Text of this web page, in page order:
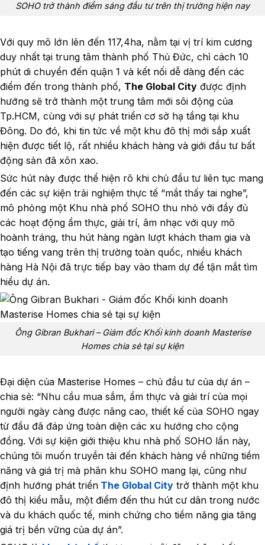
SOHO trở thành điểm sáng đầu tư trên thị trường hiện nay
Với quy mô lớn lên đến 117,4ha, nằm tại vị trí kim cương
duy nhất tại trung tâm thành phố Thủ Đức, chỉ cách 10
phút di chuyển đến quận 1 và kết nối dễ dàng đến các
điểm đến trong thành phố, The Global City được định
hướng sẽ trở thành một trung tâm mới sôi động của
Tp.HCM, cùng với sự phát triển cơ sở hạ tầng tại khu
Đông. Do đó, khi tin tức về một khu đô thị mới sắp xuất
hiện được tiết lộ, rất nhiều khách hàng và giới đầu tư bất
động sản đã xôn xao.
Sức hút này được thể hiện rõ khi chủ đầu tư liên tục mang
đến các sự kiện trải nghiệm thực tế “mắt thấy tai nghe”,
mô phỏng một Khu nhà phố SOHO thu nhỏ với đầy đủ
các hoạt động ẩm thực, giải trí, âm nhạc với quy mô
hoành tráng, thu hút hàng ngàn lượt khách tham gia và
tạo tiếng vang trên thị trường toàn quốc, nhiều khách
hàng Hà Nội đã trực tiếp bay vào tham dự để tận mắt tìm
hiểu dự án.
Ông Gibran Bukhari – Giám đốc Khối kinh doanh Masterise
Homes chia sẻ tại sự kiện
Đại diện của Masterise Homes – chủ đầu tư của dự án –
chia sẻ: “Nhu cầu mua sắm, ẩm thực và giải trí của mọi
người ngày càng được nâng cao, thiết kế của SOHO ngay
từ đầu đã đáp ứng toàn diện các xu hướng cho cộng
đồng. Với sự kiện giới thiệu khu nhà phố SOHO lần này,
chúng tôi muốn truyền tải đến khách hàng về những tiềm
năng và giá trị mà phân khu SOHO mang lại, cũng như
định hướng phát triển The Global City trở thành một khu
đô thị kiểu mẫu, một điểm đến thu hút cư dân trong nước
và du khách quốc tế, minh chứng cho tiềm năng gia tăng
giá trị bền vững của dự án”.